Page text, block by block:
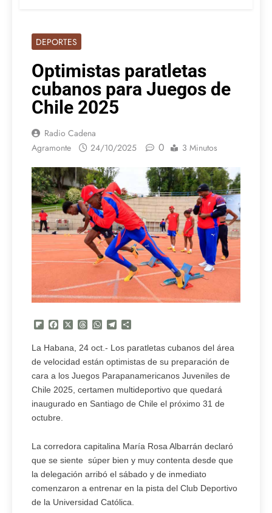
DEPORTES
Optimistas paratletas
cubanos para Juegos de
Chile 2025
Radio Cadena
Agramonte
24/10/2025 0 3 Minutos
Flipboard
Facebook
X Threads
WhatsApp
Telegram
La Habana, 24 oct.- Los paratletas cubanos del área
de velocidad están optimistas de su preparación de
cara a los Juegos Parapanamericanos Juveniles de
Chile 2025, certamen multideportivo que quedará
inaugurado en Santiago de Chile el próximo 31 de
octubre.
La corredora capitalina María Rosa Albarrán declaró
que se siente súper bien y muy contenta desde que
la delegación arribó el sábado y de inmediato
comenzaron a entrenar en la pista del Club Deportivo
de la Universidad Católica.